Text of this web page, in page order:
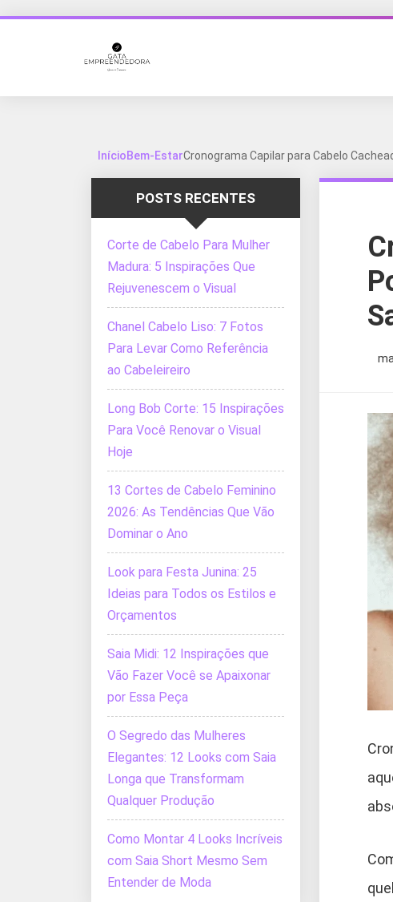
InícioBem-EstarCronograma Capilar para Cabelo
POSTS RECENTES
Corte de Cabelo Para Mulher
Madura: 5 Inspirações Que
Rejuvenescem o Visual
Chanel Cabelo Liso: 7 Fotos
Para Levar Como Referência
ao Cabeleireiro
Long Bob Corte: 15 Inspirações
Para Você Renovar o Visual
Hoje
13 Cortes de Cabelo Feminino
2026: As Tendências Que Vão
Dominar o Ano
Look para Festa Junina: 25
Ideias para Todos os Estilos e
Orçamentos
Saia Midi: 12 Inspirações que
Vão Fazer Você se Apaixonar
por Essa Peça
O Segredo das Mulheres
Elegantes: 12 Looks com Saia
Longa que Transformam
Qualquer Produção
Como Montar 4 Looks Incríveis
com Saia Short Mesmo Sem
Entender de Moda